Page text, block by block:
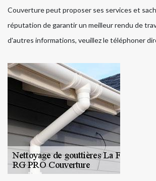
Couverture peut proposer ses services et
réputation de garantir un meilleur rendu de
d'autres informations, veuillez le téléphoner